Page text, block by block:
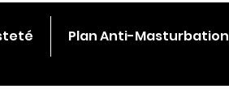
Plan Anti-Masturbation